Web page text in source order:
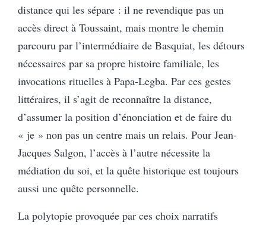
distance qui les sépare : il ne revendique pas un
accès direct à Toussaint, mais montre le chemin
parcouru par l’intermédiaire de Basquiat, les détours
nécessaires par sa propre histoire familiale, les
invocations rituelles à Papa-Legba. Par ces gestes
littéraires, il s’agit de reconnaître la distance,
d’assumer la position d’énonciation et de faire du
« je » non pas un centre mais un relais. Pour Jean-
Jacques Salgon, l’accès à l’autre nécessite la
médiation du soi, et la quête historique est toujours
aussi une quête personnelle.
La polytopie provoquée par ces choix narratifs